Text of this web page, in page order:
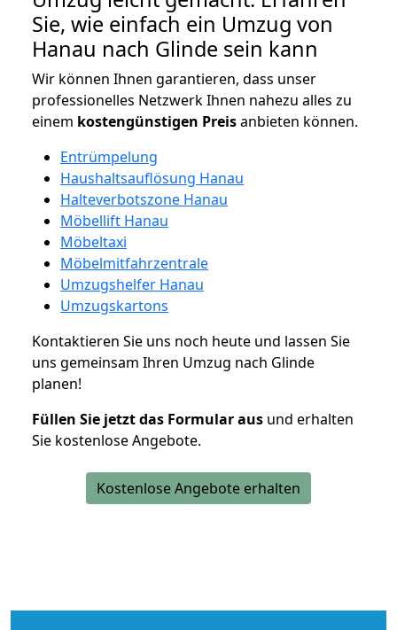
Sie, wie einfach ein Umzug von
Hanau nach Glinde sein kann
Wir können Ihnen garantieren, dass unser
professionelles Netzwerk Ihnen nahezu alles zu
einem kostengünstigen Preisanbieten können.
Entrümpelung
Haushaltsauflösung Hanau
Halteverbotszone Hanau
Möbellift Hanau
Möbeltaxi
Möbelmitfahrzentrale
Umzugshelfer Hanau
Umzugskartons
Kontaktieren Sie uns noch heute und lassen Sie
uns gemeinsam Ihren Umzug nach Glinde
planen!
Füllen Sie jetzt das Formular aus und erhalten
Sie kostenlose Angebote.
Kostenlose Angebote erhalten